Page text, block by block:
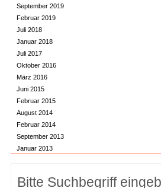
September 2019
Februar 2019
Juli 2018
Januar 2018
Juli 2017
Oktober 2016
März 2016
Juni 2015
Februar 2015
August 2014
Februar 2014
September 2013
Januar 2013